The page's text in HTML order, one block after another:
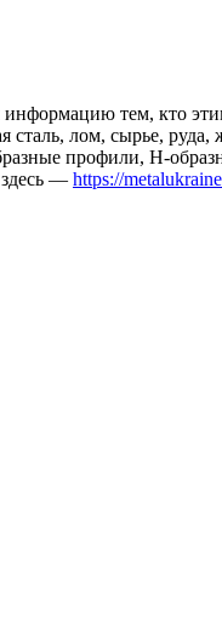
тем, кто
лом, сырье, руда,
профили, H-
— https://